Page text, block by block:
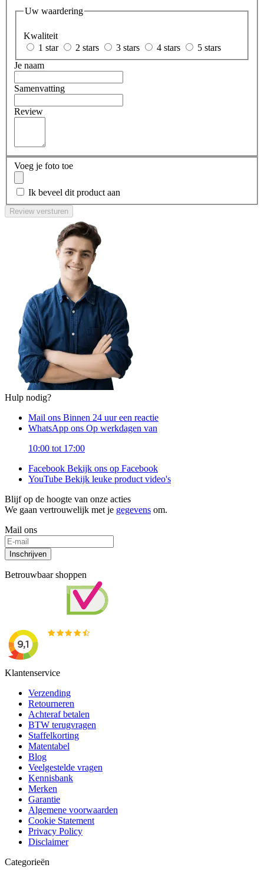
Uw waardering
Kwaliteit
1 star
2 stars 3 stars 4 stars
5 stars
Je naam
Samenvatting
Review
Voeg je foto toe
Ik beveel dit product aan
Review versturen
Hulp nodig?
Mail ons Binnen 24 uur een reactie
WhatsApp ons Op werkdagen van
10:00 tot 17:00
Facebook Bekijk ons op Facebook
YouTube Bekijk leuke product video's
Blijf op de hoogte van onze acties
We gaan vertrouwelijk met je gegevens om.
Mail ons
Inschrijven
Betrouwbaar shoppen
Klantenservice
Verzending
Retourneren
Achteraf betalen
BTW terugvragen
Staffelkorting
Matentabel
Blog
Veelgestelde vragen
Kennisbank
Merken
Garantie
Algemene voorwaarden
Cookie Statement
Privacy Policy
Disclaimer
Categorieën